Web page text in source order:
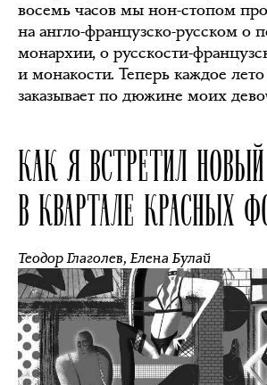
восемь часов мы нон-стопом
на англо-французско-русском о
монархии, о русскости-
и монакости. Теперь каждое
заказывает по дюжине моих
КАК Я ВСТРЕТИЛ
В КВАРТАЛЕ КРАСНЫХ
Теодор Глаголев,Елена Булай